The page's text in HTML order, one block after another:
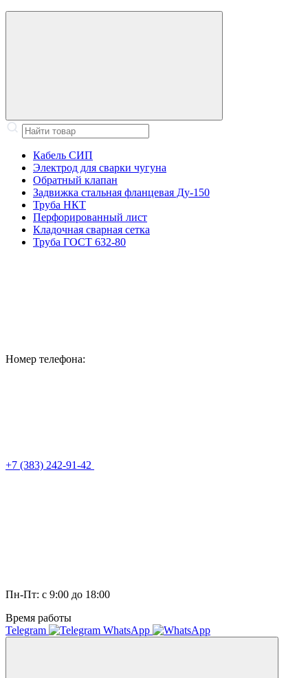
Кабель СИП
Электрод для сварки чугуна
Обратный клапан
Задвижка стальная фланцевая Ду-150
Труба НКТ
Перфорированный лист
Кладочная сварная сетка
Труба ГОСТ 632-80
Номер телефона:
+7 (383) 242-91-42
Пн-Пт: с 9:00 до 18:00
Время работы
Telegram
WhatsApp